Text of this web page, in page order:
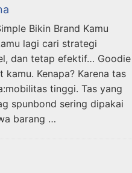
Bikin Brand Kamu
lagi cari strategi
dan tetap efektif… Goodie
Kenapa? Karena tas
tinggi. Tas yang
spunbond sering dipakai
barang …